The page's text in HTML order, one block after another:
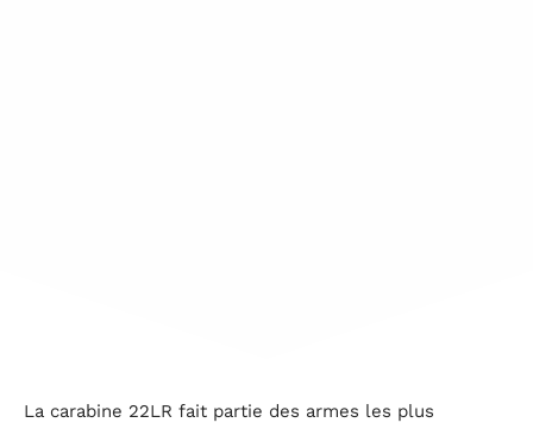
La carabine 22LR fait partie des armes les plus